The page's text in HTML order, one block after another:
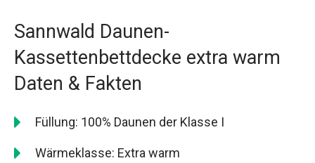
Sannwald Daunen-
Kassettenbettdecke extra warm
Daten & Fakten
Füllung: 100% Daunen der Klasse I
Wärmeklasse: Extra warm